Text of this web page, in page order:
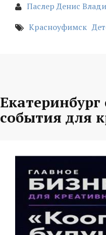
Паслер Денис
Красноуфимск
события для